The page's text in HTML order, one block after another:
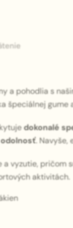
a pohodlia s
špeciálnej
dokonalé
.
a vyzutie,
aktivitách.